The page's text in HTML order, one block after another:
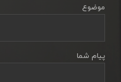
موضوع
پیام شما